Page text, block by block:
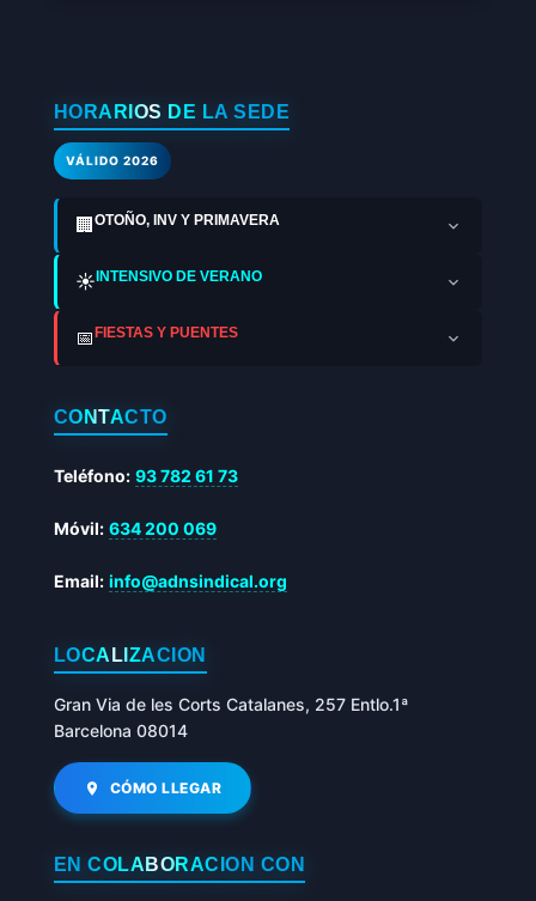
HORARIOS DE LA SEDE
VÁLIDO 2026
🏢 OTOÑO, INV Y PRIMAVERA
☀️INTENSIVO DE VERANO
📅FIESTAS Y PUENTES
CONTACTO
Teléfono: 93 782 61 73
Móvil: 634 200 069
Email: info@adnsindical.org
LOCALIZACIÓN
Gran Via de les Corts Catalanes, 257 Entlo.1ª
Barcelona 08014
CÓMO LLEGAR
EN COLABORACIÓN CON